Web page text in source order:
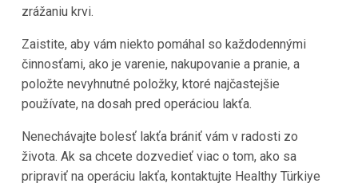
zrážaniu krvi.
Zaistite, aby vám niekto pomáhal so každodennými
činnosťami, ako je varenie, nakupovanie a pranie, a
položte nevyhnutné položky, ktoré najčastejšie
používate, na dosah pred operáciou lakťa.
Nenechávajte bolesť lakťa brániť vám v radosti zo
života. Ak sa chcete dozvedieť viac o tom, ako sa
pripraviť na operáciu lakťa, kontaktujte Healthy Türkiye